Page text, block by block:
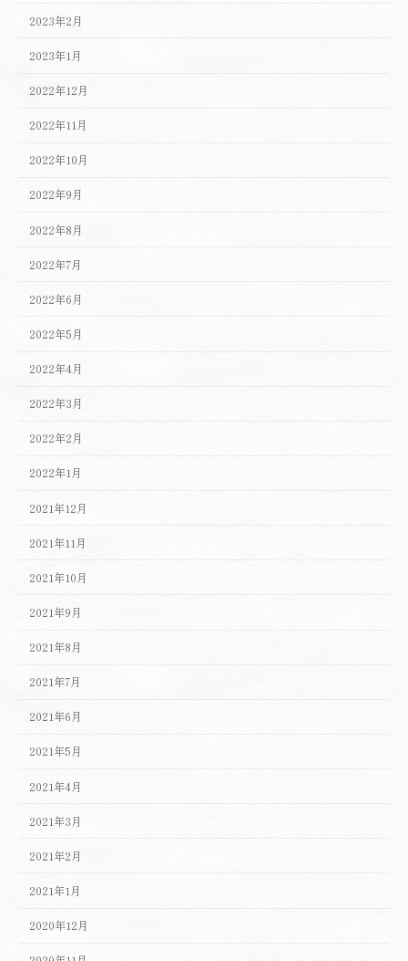
2023年2月
2023年1月
2022年12月
2022年11月
2022年10月
2022年9月
2022年8月
2022年7月
2022年6月
2022年5月
2022年4月
2022年3月
2022年2月
2022年1月
2021年12月
2021年11月
2021年10月
2021年9月
2021年8月
2021年7月
2021年6月
2021年5月
2021年4月
2021年3月
2021年2月
2021年1月
2020年12月